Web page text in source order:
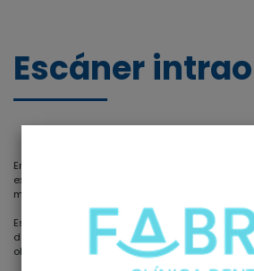
Escáner
En la búsqueda constante de proporcionar
experiencia dental sin igual, en la
más avanzada tecnología, como el
Este
dispositivo revolucionario
redefine
dentales al ofrecer una alternativa precisa,
obtención de modelos tridimensionales de la